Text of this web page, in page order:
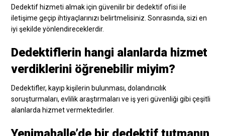
Dedektif hizmeti almak için güvenilir bir dedektif ofisi ile
iletişime geçip ihtiyaçlarınızı belirtmelisiniz. Sonrasında, sizi en
iyi şekilde yönlendireceklerdir.
Dedektiflerin hangi alanlarda hizmet
verdiklerini öğrenebilir miyim?
Dedektifler, kayıp kişilerin bulunması, dolandırıcılık
soruşturmaları, evlilik araştırmaları ve iş yeri güvenliği gibi çeşitli
alanlarda hizmet vermektedirler.